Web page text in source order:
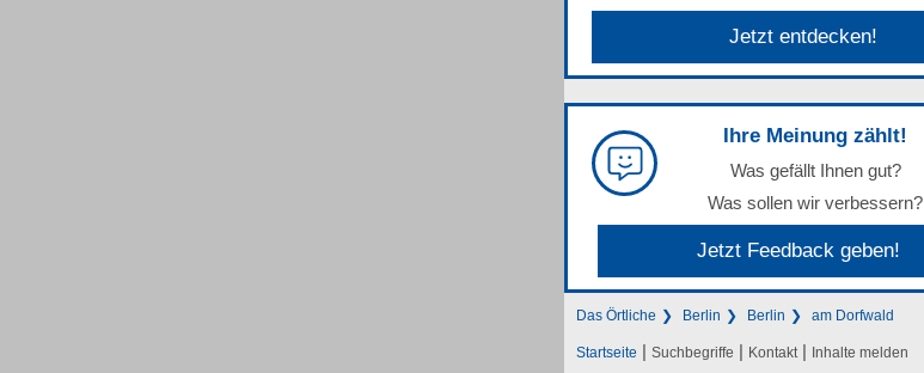
Jetzt entdecken!
Ihre Meinung zählt!
Was gefällt Ihnen gut?
Was sollen wir verbessern?
Jetzt Feedback geben!
Das Örtliche Berlin Berlin am Dorfwald
Startseite | Suchbegriffe | Kontakt | Inhalte melden